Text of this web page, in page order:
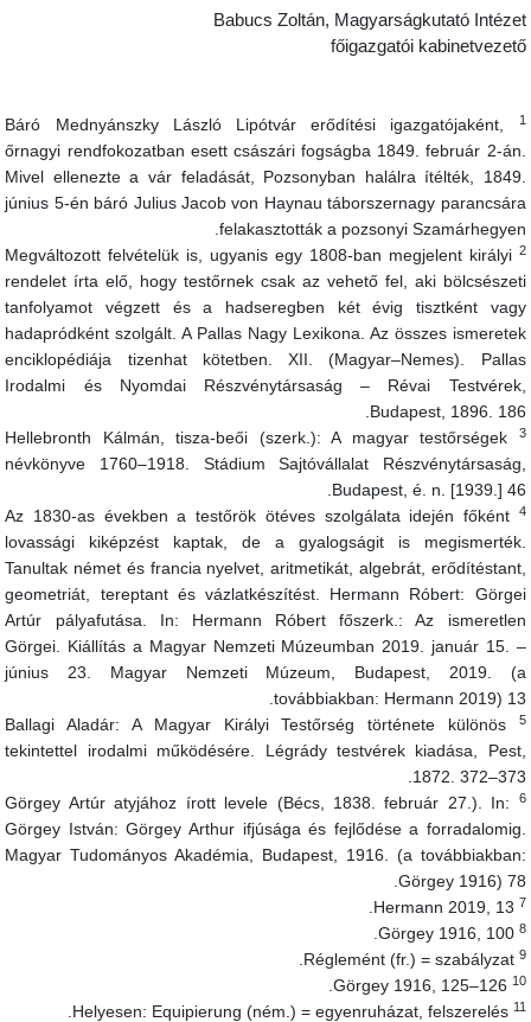
Babucs Zoltán, Magyarságkutató
főigazgatói
Báró Mednyánszky László Lipótvár erődítési igazgatójaként,
őrnagyi rendfokozatban esett császári fogságba 1849. február 2-
Mivel ellenezte a vár feladását, Pozsonyban halálra ítélték,
június 5-én báró Julius Jacob von Haynau táborszernagy
felakasztották a pozsonyi
Megváltozott felvételük is, ugyanis egy 1808-ban megjelent királyi
rendelet írta elő, hogy testőrnek csak az vehető fel, aki
tanfolyamot végzett és a hadseregben két évig tisztként
hadapródként szolgált. A Pallas Nagy Lexikona. Az összes
enciklopédiája tizenhat kötetben. XII. (Magyar–Nemes).
Irodalmi és Nyomdai Részvénytársaság – Révai
Budapest, 1896.
Hellebronth Kálmán, tisza-beői (szerk.): A magyar testőrségek
névkönyve 1760–1918. Stádium Sajtóvállalat
Budapest, é. n. [1939.]
Az 1830-as években a testőrök ötéves szolgálata idején főként
lovassági kiképzést kaptak, de a gyalogságit is
Tanultak német és francia nyelvet, aritmetikát, algebrát,
geometriát, tereptant és vázlatkészítést. Hermann Róbert:
Artúr pályafutása. In: Hermann Róbert főszerk.: Az
Görgei. Kiállítás a Magyar Nemzeti Múzeumban 2019. január 15.
június 23. Magyar Nemzeti Múzeum, Budapest, 2019.
továbbiakban: Hermann 2019)
Ballagi Aladár: A Magyar Királyi Testőrség története különös
tekintettel irodalmi működésére. Légrády testvérek kiadása,
1872.
Görgey Artúr atyjához írott levele (Bécs, 1838. február 27.). In:
Görgey István: Görgey Arthur ifjúsága és fejlődése a
Magyar Tudományos Akadémia, Budapest, 1916. (a
Görgey 1916)
Hermann 2019, 13.
Görgey 1916, 100.
Réglemént (fr.) = szabályzat.
Görgey 1916, 125–126.
Helyesen: Equipierung (ném.) = egyenruházat, felszerelés.